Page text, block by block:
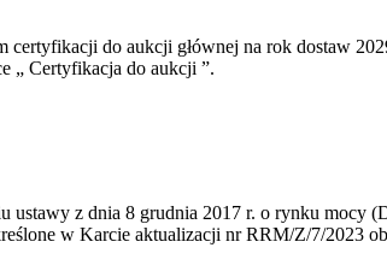
do aukcji głównej na rok dostaw
„ Certyfikacja do aukcji ”.
ustawy z dnia 8 grudnia 2017 r. o rynku mocy
w Karcie aktualizacji nr RRM/Z/7/2023